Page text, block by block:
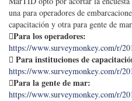
una para operadores de
capacitación y otra para gente de
Para los operadores:
https://www.surveymonkey.com/r/
 Para instituciones de
https://www.surveymonkey.com/r/
Para la gente de mar:
https://www.surveymonkey.com/r/